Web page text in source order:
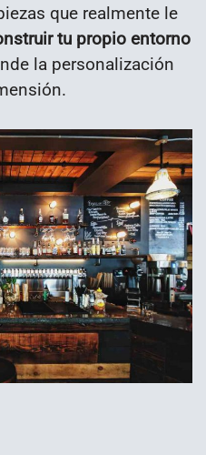
que realmente le
tu propio entorno
la personalización